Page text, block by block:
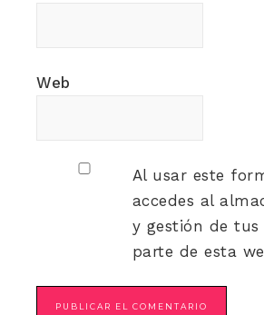
Web
Al usar este
accedes al
y gestión de
parte de esta